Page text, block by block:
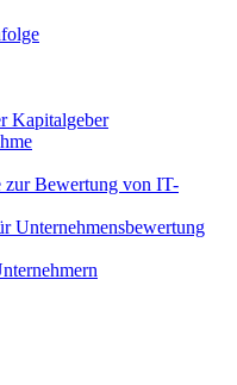
Kapitalgeber
zur Bewertung von IT-
Unternehmensbewertung